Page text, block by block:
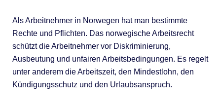
Als Arbeitnehmer in Norwegen hat man bestimmte
Rechte und Pflichten. Das norwegische Arbeitsrecht
schützt die Arbeitnehmer vor Diskriminierung,
Ausbeutung und unfairen Arbeitsbedingungen. Es regelt
unter anderem die Arbeitszeit, den Mindestlohn, den
Kündigungsschutz und den Urlaubsanspruch.